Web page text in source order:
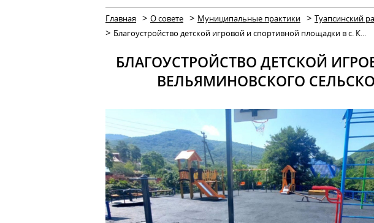
Главная > О совете > Муниципальные практики > Туапсинский
> Благоустройство детской игровой и спортивной площадки в с. К...
БЛАГОУСТРОЙСТВО ДЕТСКОЙ
ВЕЛЬЯМИНОВСКОГО